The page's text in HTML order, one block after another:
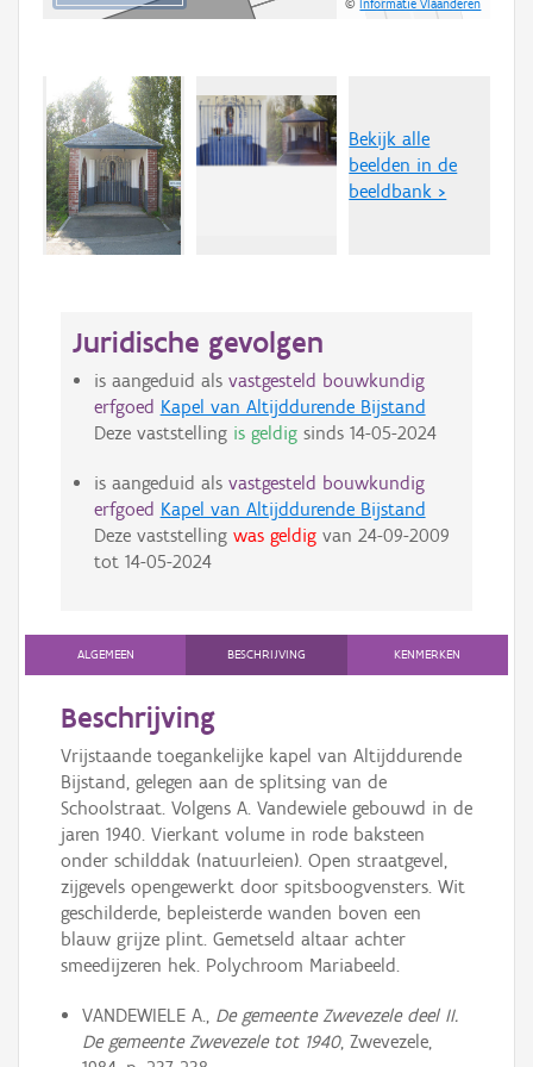
©Informatie Vlaanderen
Bekijk alle
beelden in de
beeldbank >
Juridische gevolgen
is aangeduid als vastgesteld bouwkundig
erfgoed Kapel van Altijddurende Bijstand
Deze vaststelling is geldigsinds 14-05-2024
is aangeduid als vastgesteld bouwkundig
erfgoed Kapel van Altijddurende Bijstand
Deze vaststelling was geldigvan 24-09-2009
tot 14-05-2024
ALGEMEEN BESCHRIJVING KENMERKEN
Beschrijving
Vrijstaande toegankelijke kapel van Altijddurende
Bijstand, gelegen aan de splitsing van de
Schoolstraat. Volgens A. Vandewiele gebouwd in de
jaren 1940. Vierkant volume in rode baksteen
onder schilddak (natuurleien). Open straatgevel,
zijgevels opengewerkt door spitsboogvensters. Wit
geschilderde, bepleisterde wanden boven een
blauw grijze plint. Gemetseld altaar achter
smeedijzeren hek. Polychroom Mariabeeld.
VANDEWIELE A., De gemeente Zwevezele deel II.
De gemeente Zwevezele tot 1940, Zwevezele,